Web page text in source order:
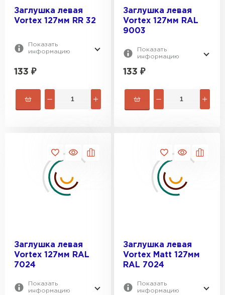
Заглушка левая
Vortex 127мм RR 32
Показать
информацию
133 ₽
Заглушка левая
Vortex 127мм RAL
9003
Показать
информацию
133 ₽
Заглушка левая
Vortex 127мм RAL
7024
Показать
информацию
Заглушка левая
Vortex Matt 127мм
RAL 7024
Показать
информацию